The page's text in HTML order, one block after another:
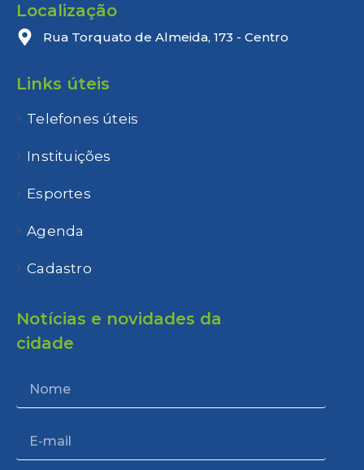
Localização
Rua Torquato de Almeida, 173 - Centro
Links úteis
Telefones úteis
Instituições
Esportes
Agenda
Cadastro
Notícias e novidades da
cidade